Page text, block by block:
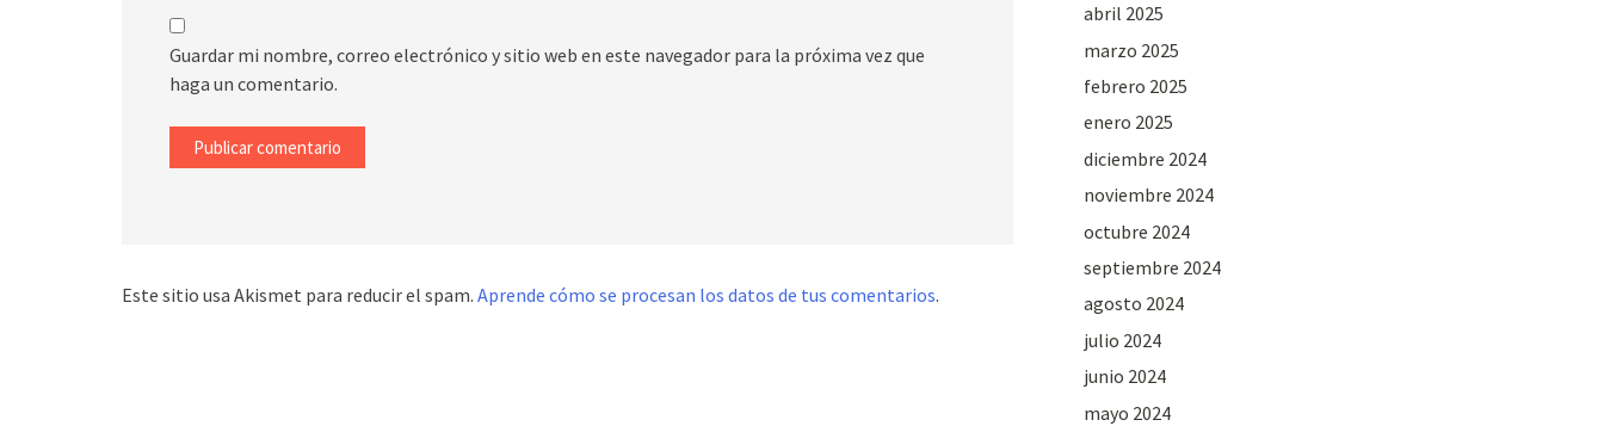
Guardar mi nombre, correo electrónico y sitio web en este navegador para la próxima vez que
haga un comentario.
Este sitio usa Akismet para reducir el spam. Aprende cómo se procesan los datos de tus comentarios.
abril 2025
marzo 2025
febrero 2025
enero 2025
diciembre 2024
noviembre 2024
octubre 2024
septiembre 2024
agosto 2024
julio 2024
junio 2024
mayo 2024